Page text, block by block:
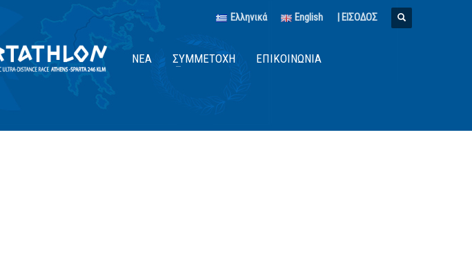
Ελληνικά English | ΕΙΣΟΔΟΣ
ΝΈΑ ΣΥΜΜΕΤΟΧΉ ΕΠΙΚΟΙΝΩΝΊΑ